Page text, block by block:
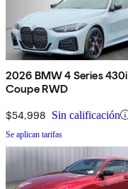
2026 BMW 4 Series 430i
Coupe RWD
$54,998 Sin calificación
Se aplican tarifas